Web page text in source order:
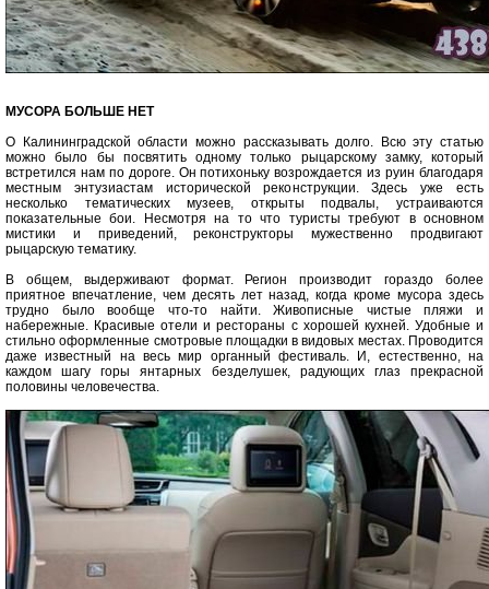
МУСОРА БОЛЬШЕ НЕТ
О Калининградской области можно рассказывать долго. Всю эту статью
можно было бы посвятить одному только рыцарскому замку, который
встретился нам по дороге. Он потихоньку возрождается из руин благодаря
местным энтузиастам исторической реконструкции. Здесь уже есть
несколько тематических музеев, открыты подвалы, устраиваются
показательные бои. Несмотря на то что туристы требуют в основном
мистики и приведений, реконструкторы мужественно продвигают
рыцарскую тематику.
В общем, выдерживают формат. Регион производит гораздо более
приятное впечатление, чем десять лет назад, когда кроме мусора здесь
трудно было вообще что-то найти. Живописные чистые пляжи и
набережные. Красивые отели и рестораны с хорошей кухней. Удобные и
стильно оформленные смотровые площадки в видовых местах. Проводится
даже известный на весь мир органный фестиваль. И, естественно, на
каждом шагу горы янтарных безделушек, радующих глаз прекрасной
половины человечества.